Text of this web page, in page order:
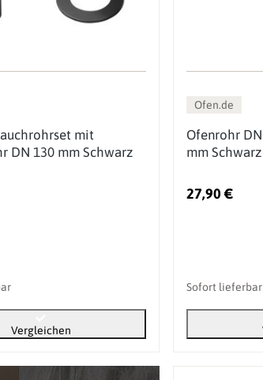
mit
DN 130 mm Schwarz
Vergleichen
Ofen.de
Ofenrohr
mm Schwarz
27,90 €
Sofort lieferbar